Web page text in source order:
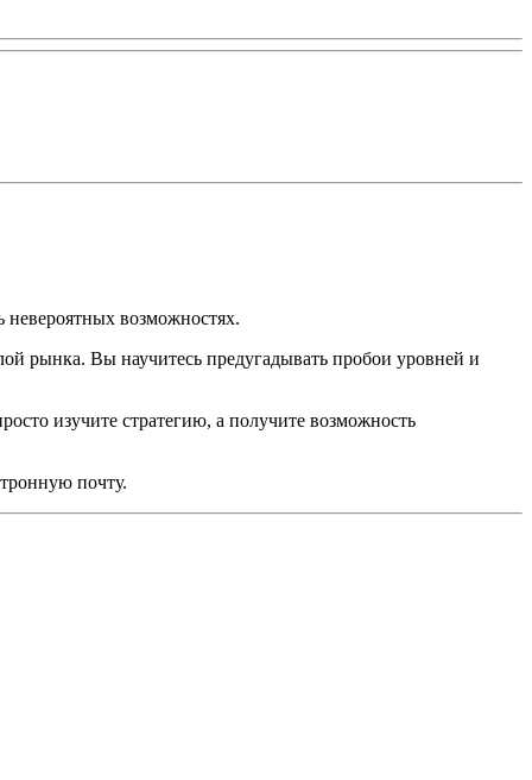
невероятных возможностях.
рынка. Вы научитесь предугадывать пробои уровней и
изучите стратегию, а получите возможность
почту.